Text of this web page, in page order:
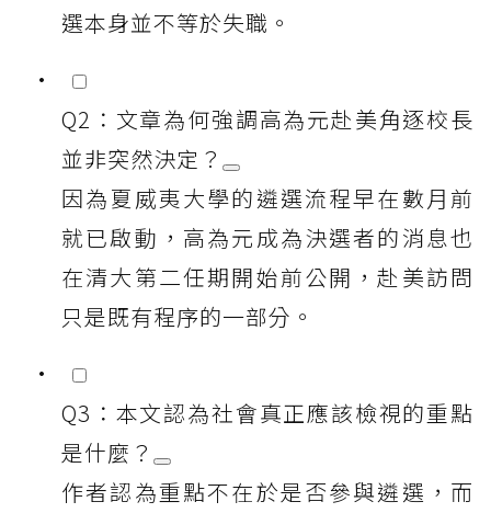
選本身並不等於失職。
Q2：文章為何強調高為元赴美角逐校長
並非突然決定？
因為夏威夷大學的遴選流程早在數月前
就已啟動，高為元成為決選者的消息也
在清大第二任期開始前公開，赴美訪問
只是既有程序的一部分。
Q3：本文認為社會真正應該檢視的重點
是什麼？
作者認為重點不在於是否參與遴選，而